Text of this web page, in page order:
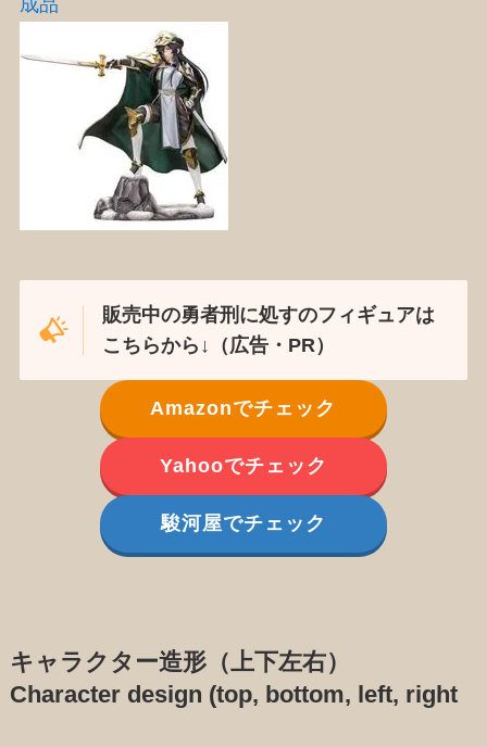
成品
販売中の勇者刑に処すのフィギュアは
こちらから↓（広告・PR）
Amazonでチェック
Yahooでチェック
駿河屋でチェック
キャラクター造形（上下左右）
Character design (top, bottom, left, right